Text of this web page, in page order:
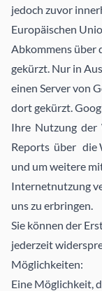
jedoch zuvor
Europäischen
Abkommens über
gekürzt. Nur in
einen Server von
dort gekürzt.
Ihre Nutzung der
Reports über die
und um weitere
Internetnutzung
uns zu erbringen.
Sie können der
jederzeit
Möglichkeiten:
Eine Möglichkeit,